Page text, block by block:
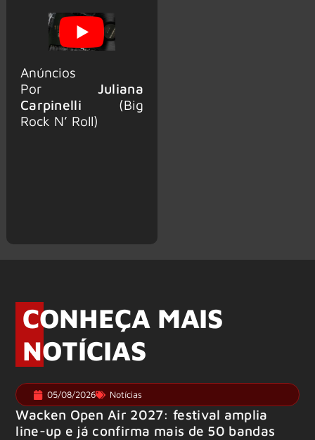
Anúncios
Por Juliana
Carpinelli (Big
Rock N’ Roll)
CONHEÇA MAIS
NOTÍCIAS
05/08/2026 Notícias
Wacken Open Air 2027: festival amplia
line-up e já confirma mais de 50 bandas